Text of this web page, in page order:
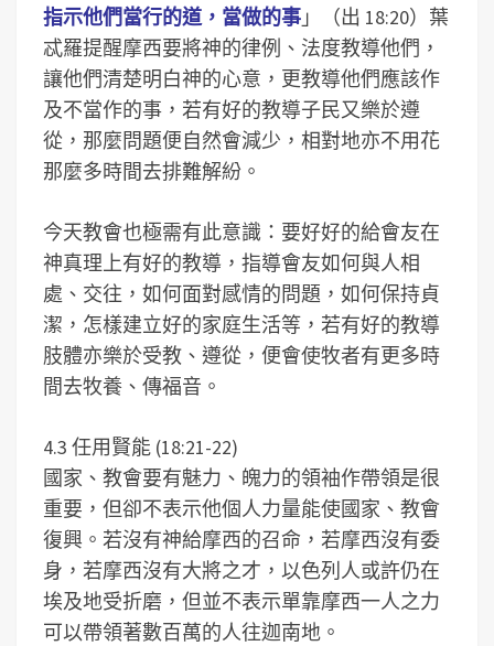
指示他們當行的道，當做的事 」（出 18:20）葉
忒羅提醒摩西要將神的律例、法度教導他們，
讓他們清楚明白神的心意，更教導他們應該作
及不當作的事，若有好的教導子民又樂於遵
從，那麼問題便自然會減少，相對地亦不用花
那麼多時間去排難解紛。
今天教會也極需有此意識：要好好的給會友在
神真理上有好的教導，指導會友如何與人相
處、交往，如何面對感情的問題，如何保持貞
潔，怎樣建立好的家庭生活等，若有好的教導
肢體亦樂於受教、遵從，便會使牧者有更多時
間去牧養、傳福音。
4.3 任用賢能 (18:21-22)
國家、教會要有魅力、魄力的領袖作帶領是很
重要，但卻不表示他個人力量能使國家、教會
復興。若沒有神給摩西的召命，若摩西沒有委
身，若摩西沒有大將之才，以色列人或許仍在
埃及地受折磨，但並不表示單靠摩西一人之力
可以帶領著數百萬的人往迦南地。